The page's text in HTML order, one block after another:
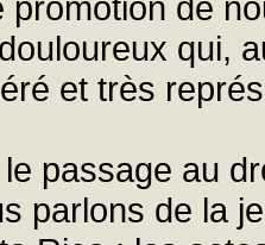
promotion de
qui,
et très
passage au
parlons de la